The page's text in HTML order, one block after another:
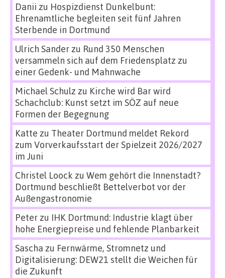
Danii zu Hospizdienst Dunkelbunt:
Ehrenamtliche begleiten seit fünf Jahren
Sterbende in Dortmund
Ulrich Sanderzu Rund 350 Menschen
versammeln sich auf dem Friedensplatz zu
einer Gedenk- und Mahnwache
Michael Schulz zu Kirche wird Bar wird
Schachclub: Kunst setzt im SÖZ auf neue
Formen der Begegnung
Katte zu Theater Dortmund meldet Rekord
zum Vorverkaufsstart der Spielzeit 2026/2027
im Juni
Christel Loock zu Wem gehört die Innenstadt?
Dortmund beschließt Bettelverbot vor der
Außengastronomie
Peterzu IHK Dortmund: Industrie klagt über
hohe Energiepreise und fehlende Planbarkeit
Sascha zu Fernwärme, Stromnetz und
Digitalisierung: DEW21 stellt die Weichen für
die Zukunft